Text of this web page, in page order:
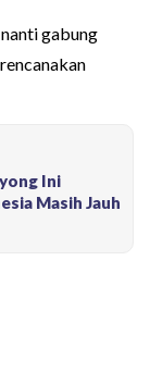
gabung
Ini
Masih Jauh